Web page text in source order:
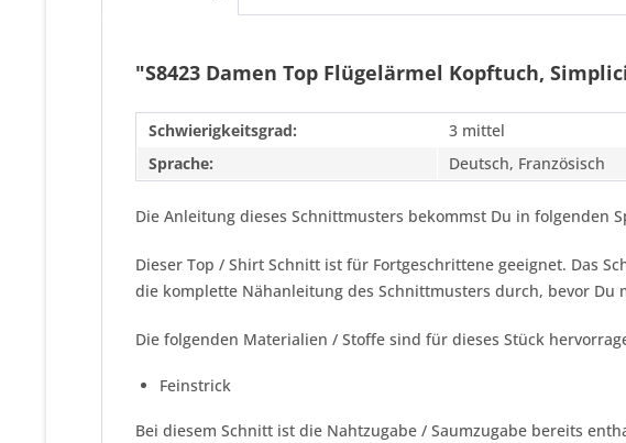
"S8423 Damen Top Flügelärmel Kopftuch,
Schwierigkeitsgrad:
3 mittel
Sprache:
Deutsch, Französisch
Die Anleitung dieses Schnittmusters bekommst Du in folgenden
Dieser Top / Shirt Schnitt ist für Fortgeschrittene geeignet. Das
die komplette Nähanleitung des Schnittmusters durch, bevor Du
Die folgenden Materialien / Stoffe sind für dieses Stück
Feinstrick
Bei diesem Schnitt ist die Nahtzugabe / Saumzugabe bereits